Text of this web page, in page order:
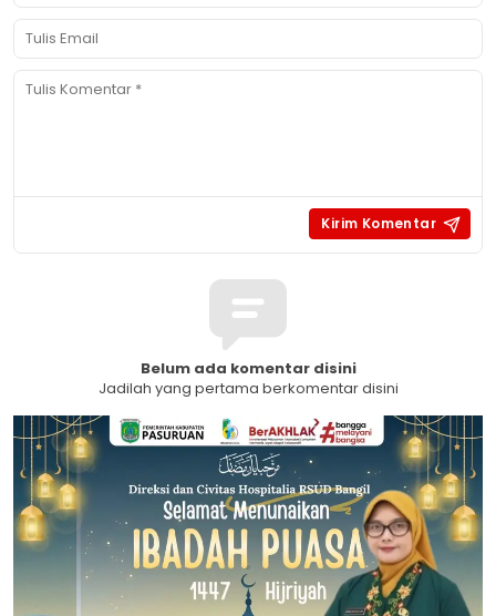
Belum ada komentar disini
Jadilah yang pertama berkomentar disini